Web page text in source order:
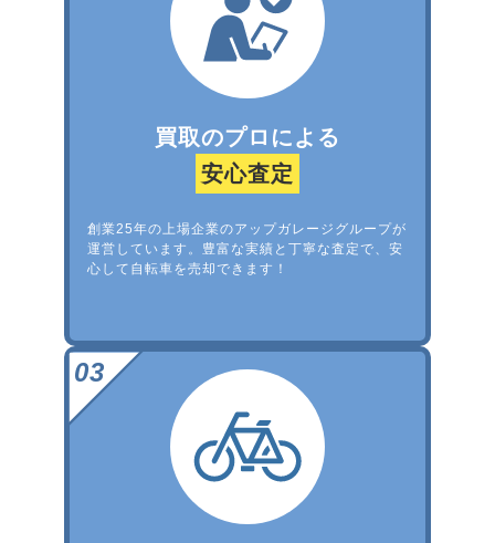
買取のプロによる
安心査定
創業25年の上場企業のアップガレージグループが
運営しています。豊富な実績と丁寧な査定で、安
心して自転車を売却できます！